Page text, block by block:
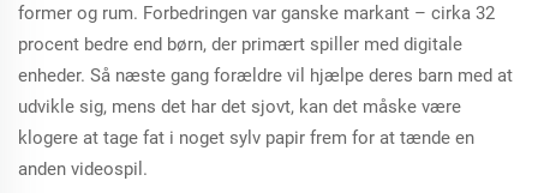
former og rum. Forbedringen var ganske markant – cirka 32
procent bedre end børn, der primært spiller med digitale
enheder. Så næste gang forældre vil hjælpe deres barn med at
udvikle sig, mens det har det sjovt, kan det måske være
klogere at tage fat i noget sylv papir frem for at tænde en
anden videospil.